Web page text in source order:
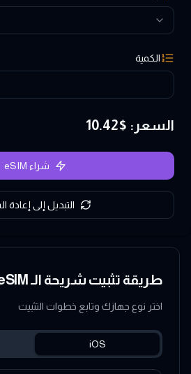
الكمية
السعر : $
10.42
شراء eSIM
التبديل إلى إعادة
طريقة تثبيت شريحة الـ eSIM
اختر نوع جهازك وتابع خطوات التثبيت
iOS